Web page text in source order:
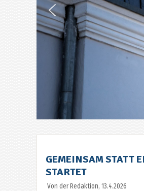
GEMEINSAM STATT
STARTET
Von der Redaktion, 13.4.2026